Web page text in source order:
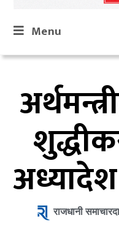
Menu
राजधानी